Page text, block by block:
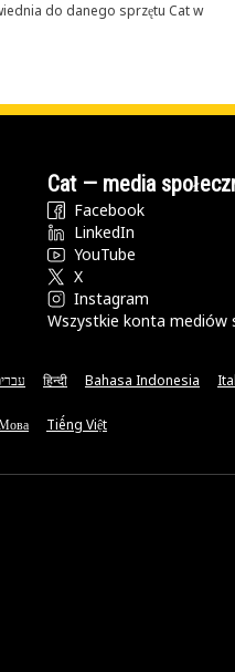
do danego sprzętu Cat w
Cat — media
Facebook
LinkedIn
YouTube
X
Instagram
Wszystkie konta mediów
हिन्दी Bahasa Indonesia
Tiếng Việt